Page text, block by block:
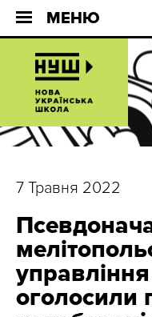
МЕНЮ
7 Травня 2022
управління
оголосили